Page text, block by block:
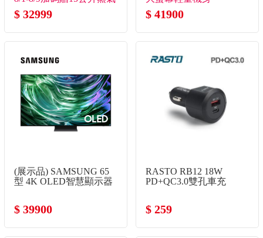
烤箱(市價7990)
$ 32999
SSD/W11P)
$ 41900
(展示品) SAMSUNG 65
型 4K OLED智慧顯示器
$ 39900
RASTO RB12 18W
PD+QC3.0雙孔車充
$ 259